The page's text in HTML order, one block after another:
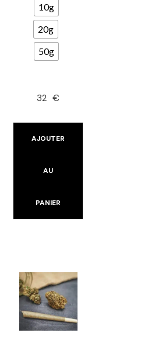
10g
20g
50g
32 €
AJOUTER
AU
PANIER